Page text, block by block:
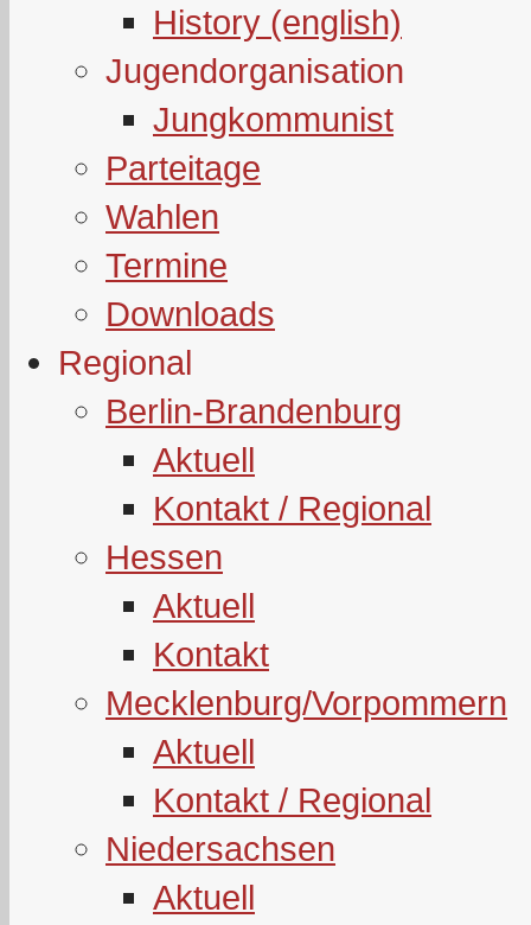
History (english)
Jugendorganisation
Jungkommunist
Parteitage
Wahlen
Termine
Downloads
Regional
Berlin-Brandenburg
Aktuell
Kontakt / Regional
Hessen
Aktuell
Kontakt
Mecklenburg/Vorpommern
Aktuell
Kontakt / Regional
Niedersachsen
Aktuell